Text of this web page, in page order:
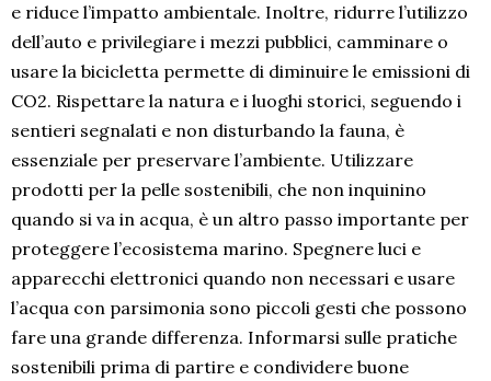
e riduce l’impatto ambientale. Inoltre, ridurre l’utilizzo
dell’auto e privilegiare i mezzi pubblici, camminare o
usare la bicicletta permette di diminuire le emissioni di
CO2. Rispettare la natura e i luoghi storici, seguendo i
sentieri segnalati e non disturbando la fauna, è
essenziale per preservare l’ambiente. Utilizzare
prodotti per la pelle sostenibili, che non inquinino
quando si va in acqua, è un altro passo importante per
proteggere l’ecosistema marino. Spegnere luci e
apparecchi elettronici quando non necessari e usare
l’acqua con parsimonia sono piccoli gesti che possono
fare una grande differenza. Informarsi sulle pratiche
sostenibili prima di partire e condividere buone